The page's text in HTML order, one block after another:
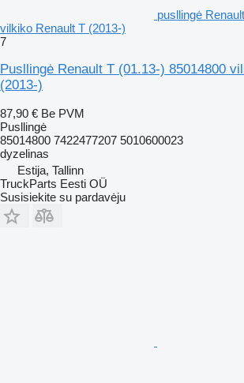
pusllingė
vilkiko Renault T (2013-)
7
Pusllingė Renault T (01.13-) 85014800
(2013-)
87,90 € Be PVM
Pusllingė
85014800 7422477207 5010600023
dyzelinas
Estija, Tallinn
TruckParts Eesti OÜ
Susisiekite su pardavėju